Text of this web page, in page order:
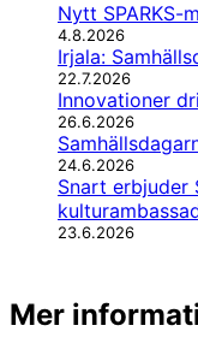
Nytt SPARKS-
4.8.2026
Irjala:
22.7.2026
Innovationer
26.6.2026
24.6.2026
Snart erbjuder
23.6.2026
Mer